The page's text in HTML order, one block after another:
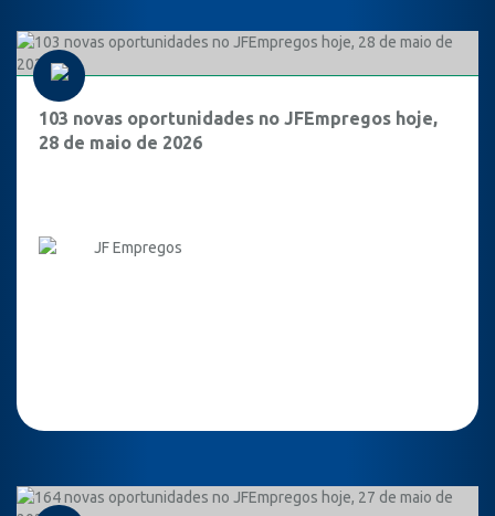
103 novas oportunidades no JFEmpregos hoje,
28 de maio de 2026
JF Empregos